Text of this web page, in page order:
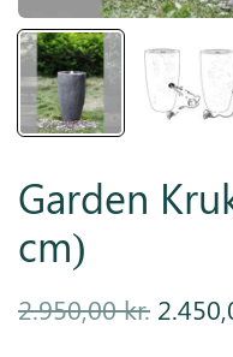
Garden
cm)
2.950,00kr. Den
Kundeservice